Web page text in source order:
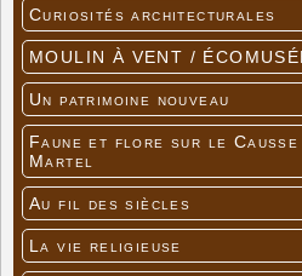
Curiosités architecturales
MOULIN À VENT /
Un patrimoine nouveau
Faune et flore sur le Causse
Martel
Au fil des siècles
La vie religieuse